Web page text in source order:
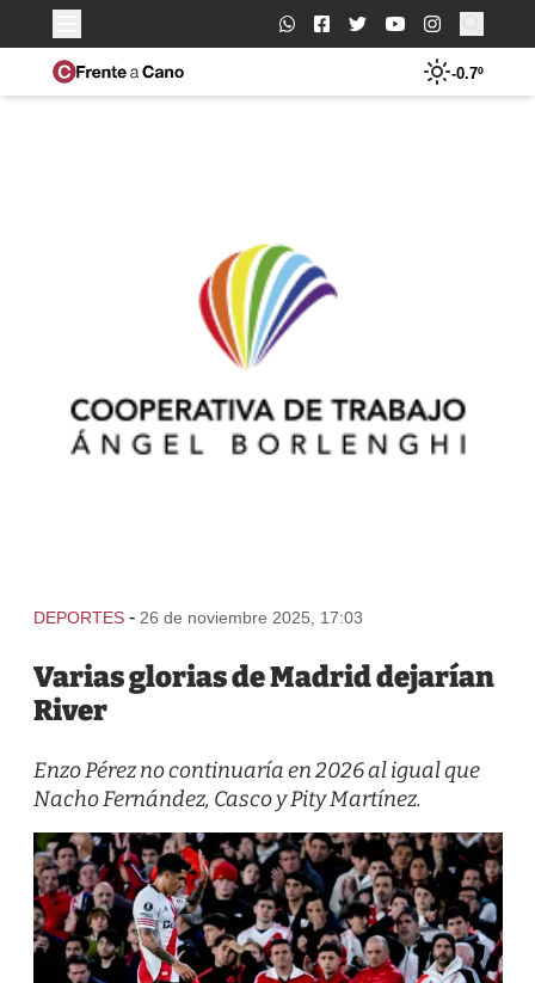
Buscar:
-0.7º
DEPORTES - 26 de noviembre 2025, 17:03
Varias glorias de Madrid dejarían
River
Enzo Pérez no continuaría en 2026 al igual que
Nacho Fernández, Casco y Pity Martínez.